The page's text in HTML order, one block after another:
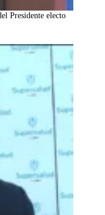
Presidente electo